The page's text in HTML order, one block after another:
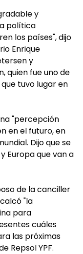
y
política
los países", dijo
Enrique
y
quien fue uno de
tuvo lugar en
"percepción
en el futuro, en
Dijo que se
Europa que van a
de la canciller
"la
para
cuáles
las próximas
Repsol YPF.